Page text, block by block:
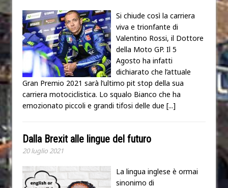
Si chiude così la carriera
viva e trionfante di
Valentino Rossi, il Dottore
della Moto GP. Il 5
Agosto ha infatti
dichiarato che l’attuale
Gran Premio 2021 sarà l’ultimo pit stop della sua
carriera motociclistica. Lo squalo Bianco che ha
emozionato piccoli e grandi tifosi delle due [...]
Dalla Brexit alle lingue del futuro
20 luglio 2021
La lingua inglese è ormai
sinonimo di